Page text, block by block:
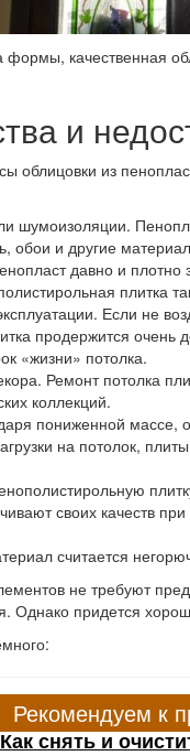
формы, качественная
и
облицовки из
шумоизоляции.
обои и другие
давно и плотно
плитка
Если не
продержится
«жизни» потолка.
Ремонт потолка
коллекций.
пониженной массе,
на потолок,
своих качеств
считается
не требуют
Однако придется
Рекомендуем к
Как снять и